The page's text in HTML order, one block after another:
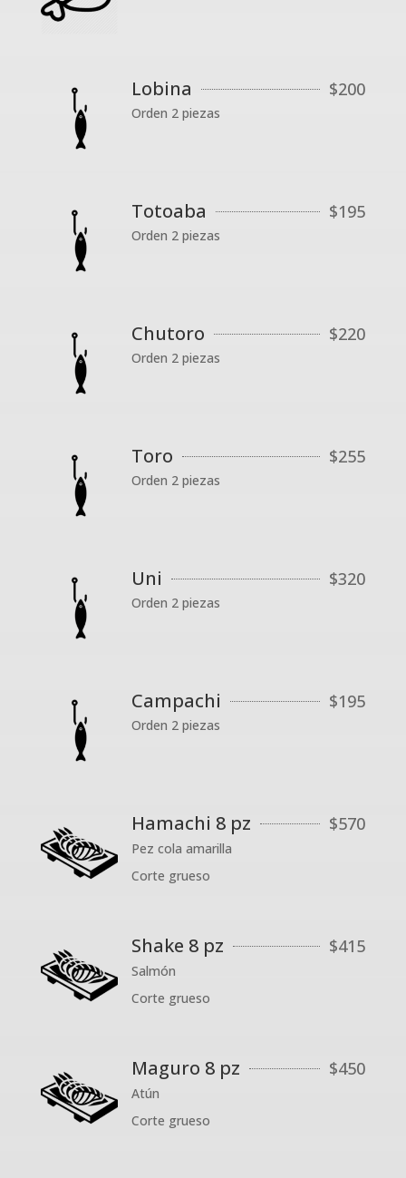
Lobina $200
Orden 2 piezas
Totoaba $195
Orden 2 piezas
Chutoro $220
Orden 2 piezas
Toro $255
Orden 2 piezas
Uni $320
Orden 2 piezas
Campachi $195
Orden 2 piezas
Hamachi 8 pz $570
Pez cola amarilla
Corte grueso
Shake 8 pz $415
Salmón
Corte grueso
Maguro 8 pz $450
Atún
Corte grueso